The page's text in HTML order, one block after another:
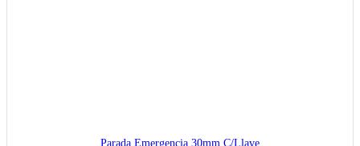
Parada Emergencia 30mm C/Llave